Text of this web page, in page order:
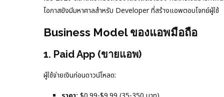
โอกาสยังมีมหาศาลสำหรับ Developer ที่สร้างแอพตอบโจทย์ผู้ใช้
Business Model ของแอพมือถือ
1. Paid App (ขายแอพ)
ผู้ใช้จ่ายเงินก่อนดาวน์โหลด: